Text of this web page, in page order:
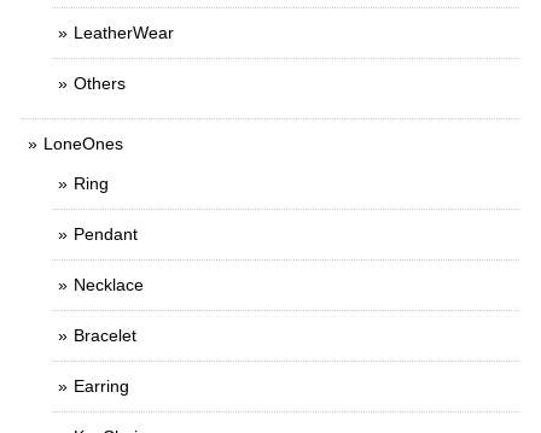
LeatherWear
Others
LoneOnes
Ring
Pendant
Necklace
Bracelet
Earring